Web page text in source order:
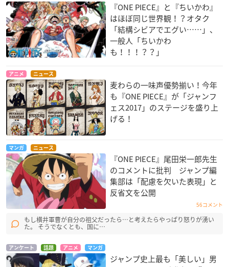
『ONE PIECE』と『ちいかわ』
はほぼ同じ世界観！？オタク
「結構シビアでエグい……」、
一般人「ちいかわ
も！！！？？」
アニメ ニュース
麦わらの一味声優勢揃い！今年
も『ONE PIECE』が「ジャンフ
ェス2017」のステージを盛り上
げる！
マンガ ニュース
『ONE PIECE』尾田栄一郎先生
のコメントに批判 ジャンプ編
集部は「配慮を欠いた表現」と
反省文を公開
56コメント
もし横井軍曹が自分の祖父だったら…と考えたらやっぱり怒りが湧い
た。 そうでなくとも、国に…
アンケート 話題 アニメ マンガ
ジャンプ史上最も「美しい」男